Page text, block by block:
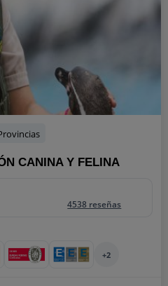
CANINA Y FELINA
4538 reseñas
+2